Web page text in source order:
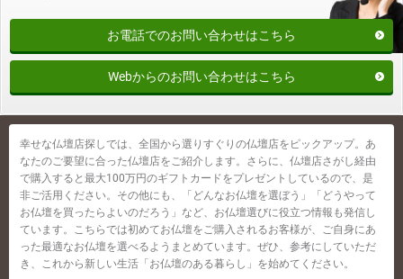
お電話でのお問い合わせはこちら
Webからのお問い合わせはこちら
幸せな仏壇店探しでは、全国から選りすぐりの仏壇店をピックアップ。あ
なたのご要望に合った仏壇店をご紹介します。さらに、仏壇店さがし経由
で購入すると最大100万円のギフトカードをプレゼントしているので、是
非ご活用ください。その他にも、「どんなお仏壇を選ぼう」「どうやって
お仏壇を買ったらよいのだろう」など、お仏壇選びに役立つ情報も発信し
ています。こちらでは初めてお仏壇をご購入されるお客様が、ご自身にあ
った最適なお仏壇を選べるようまとめています。ぜひ、参考にしていただ
き、これから新しい生活「お仏壇のある暮らし」を始めてください。